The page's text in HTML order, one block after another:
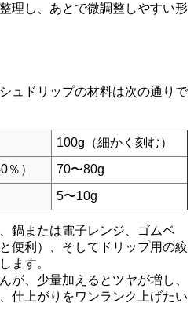
理し、あとで微調整しやすい形
ュドリップの材料は次の通りで
100g（細かく刻む）
）
70〜80g
5〜10g
鍋または電子レンジ、ゴムベ
便利）、そしてドリップ用の絞
ます。
が、少量加えるとツヤが増し、
仕上がりをワンランク上げたい